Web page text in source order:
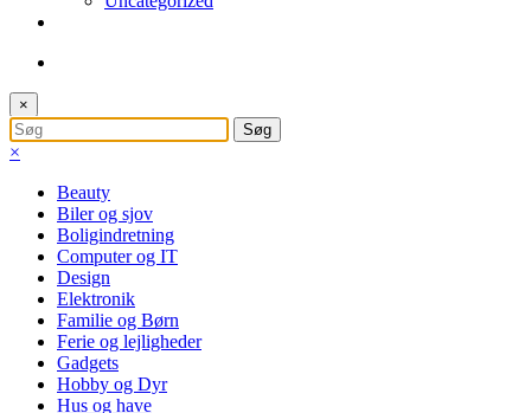
×
×
Beauty
Biler og sjov
Boligindretning
Computer og IT
Design
Elektronik
Familie og Børn
Ferie og lejligheder
Gadgets
Hobby og Dyr
Hus og have